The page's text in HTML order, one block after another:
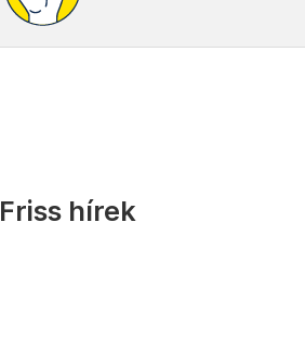
Friss hírek